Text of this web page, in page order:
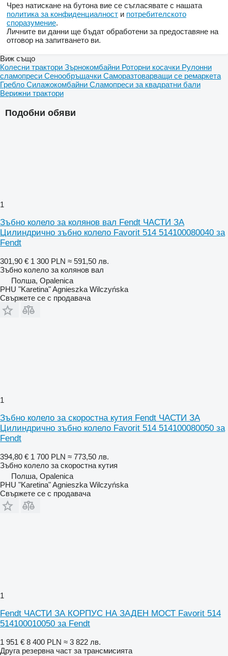
Чрез натискане на бутона вие се съгласявате с нашата
политика за конфиденциалност и потребителското
споразумение.
Личните ви данни ще бъдат обработени за предоставяне на
отговор на запитването ви.
Подобни обяви
1
Зъбно колело за колянов вал Fendt ЧАСТИ ЗА
Цилиндрично зъбно колело Favorit 514 514100080040 за
Fendt
301,90 € 1 300 PLN ≈ 591,50 лв.
Зъбно колело за колянов вал
Полша, Opalenica
PHU "Karetina" Agnieszka Wilczyńska
Свържете се с продавача
1
Зъбно колело за скоростна кутия Fendt ЧАСТИ ЗА
Цилиндрично зъбно колело Favorit 514 514100080050 за
Fendt
394,80 € 1 700 PLN ≈ 773,50 лв.
Зъбно колело за скоростна кутия
Полша, Opalenica
PHU "Karetina" Agnieszka Wilczyńska
Свържете се с продавача
1
Fendt ЧАСТИ ЗА КОРПУС НА ЗАДЕН МОСТ Favorit 514
514100010050 за Fendt
1 951 € 8 400 PLN ≈ 3 822 лв.
Друга резервна част за трансмисията
Виж също
Колесни трактори Зърнокомбайни Роторни косачки Рулонни
сламопреси Сенообръщачки Саморазтоварващи се ремаркета
Гребло Силажокомбайни Сламопреси за квадратни бали
Верижни трактори